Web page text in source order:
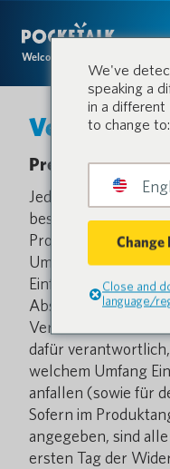
Welcome to the conversation.
Preis und
Jeder auf der
besteht aus dem
Produkts,
Umsatzsteuer,
Einfuhrzölle (sofern
Abschluss des
Versandkosten klar
dafür
welchem Umfang
anfallen (sowie für
Sofern im
angegeben, sind
ersten Tag der
We've
speaking a
in a different
to change to:
Change
Close and
language/